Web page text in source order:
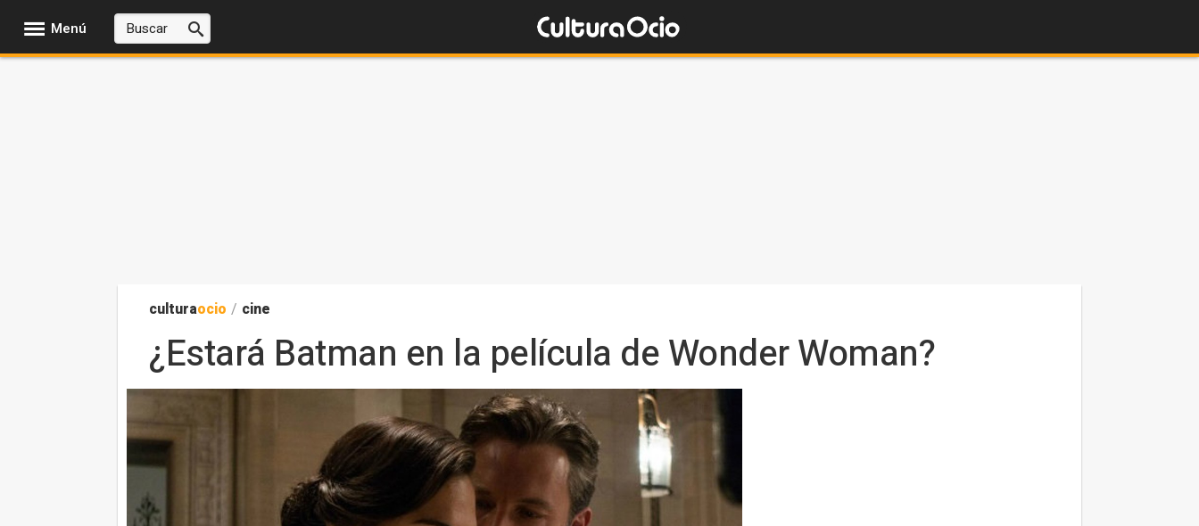
Menú
culturaocio / cine
¿Estará Batman en la película de Wonder Woman?